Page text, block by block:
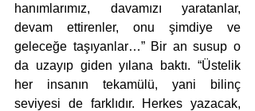
hanımlarımız, davamızı yaratanlar,
devam ettirenler, onu şimdiye ve
geleceğe taşıyanlar…” Bir an susup o
da uzayıp giden yılana baktı. “Üstelik
her insanın tekamülü, yani bilinç
seviyesi de farklıdır. Herkes yazacak,